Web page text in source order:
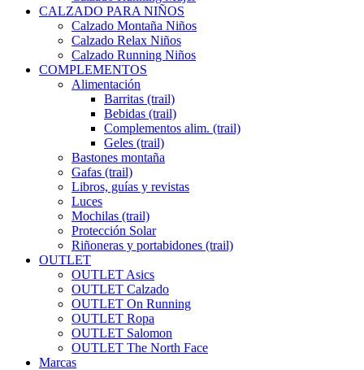
CALZADO PARA NIÑOS
Calzado Montaña Niños
Calzado Relax Niños
Calzado Running Niños
COMPLEMENTOS
Alimentación
Barritas (trail)
Bebidas (trail)
Complementos alim. (trail)
Geles (trail)
Bastones montaña
Gafas (trail)
Libros, guías y revistas
Luces
Mochilas (trail)
Protección Solar
Riñoneras y portabidones (trail)
OUTLET
OUTLET Asics
OUTLET Calzado
OUTLET On Running
OUTLET Ropa
OUTLET Salomon
OUTLET The North Face
Marcas